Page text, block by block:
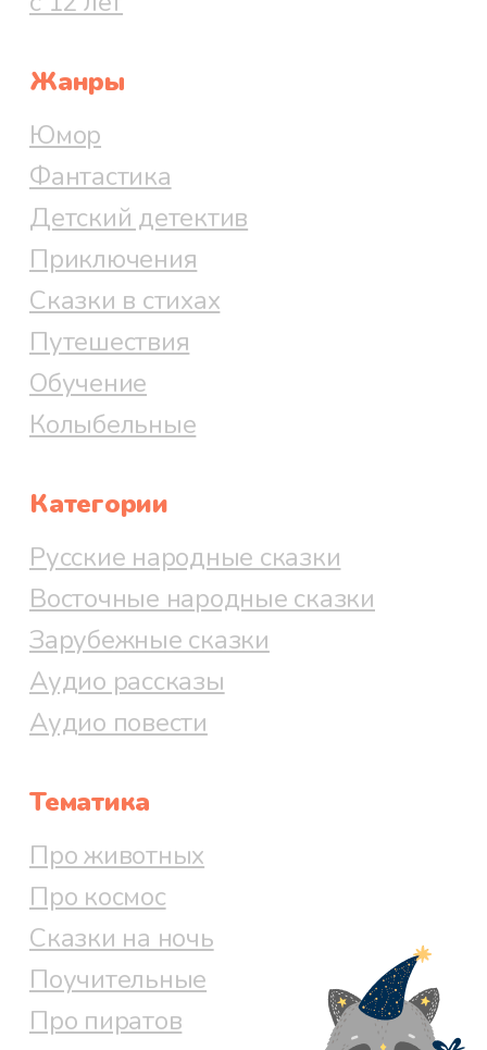
Жанры
Юмор
Фантастика
Детский детектив
Приключения
Сказки в стихах
Путешествия
Обучение
Колыбельные
Категории
Русские народные сказки
Восточные народные сказки
Зарубежные сказки
Аудио рассказы
Аудио повести
Тематика
Про животных
Про космос
Сказки на ночь
Поучительные
Про пиратов